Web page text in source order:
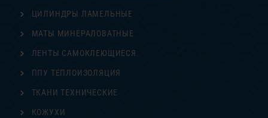
ЦИЛИНДРЫ ЛАМЕЛЬНЫЕ
МАТЫ МИНЕРАЛОВАТНЫЕ
ЛЕНТЫ САМОКЛЕЮЩИЕСЯ
ППУ ТЕПЛОИЗОЛЯЦИЯ
ТКАНИ ТЕХНИЧЕСКИЕ
КОЖУХИ